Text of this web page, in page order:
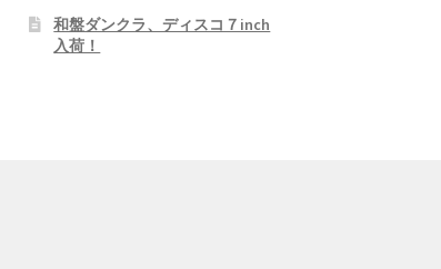
和盤ダンクラ、ディスコ７inch
入荷！